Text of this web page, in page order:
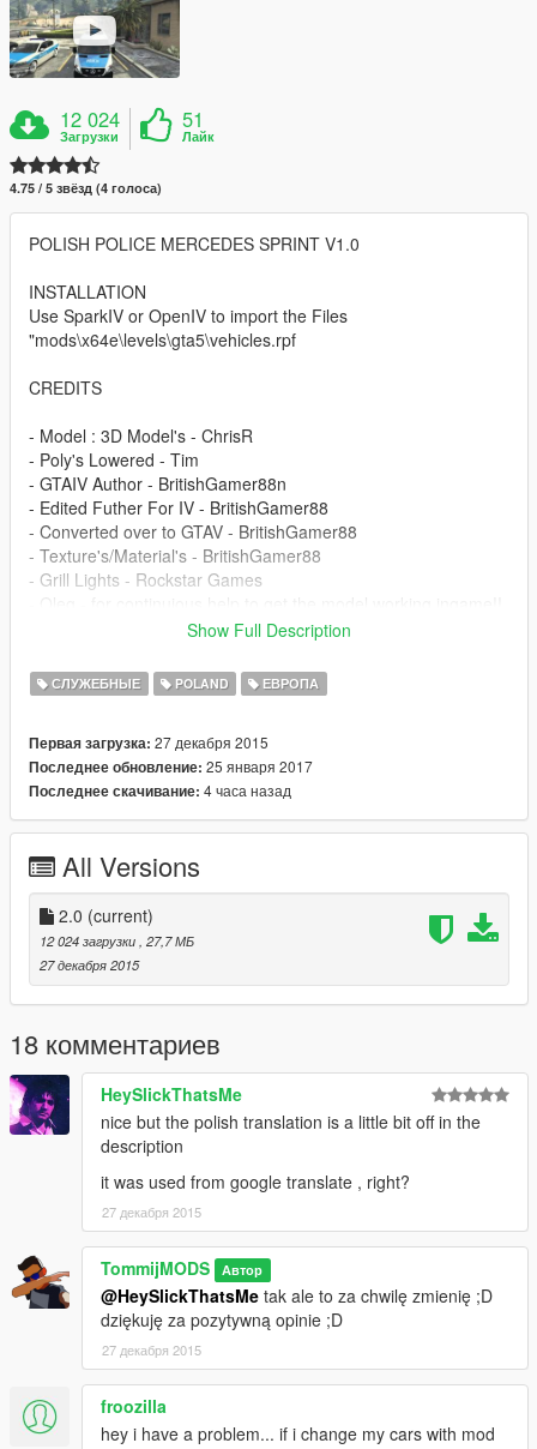
12 024
Загрузки
51
Лайк
4.75 / 5 звёзд (4 голоса)
POLISH POLICE MERCEDES SPRINT V1.0
INSTALLATION
Use SparkIV or OpenIV to import the Files
"mods\x64e\levels\gta5\vehicles.rpf
CREDITS
- Model : 3D Model's - ChrisR
- Poly's Lowered - Tim
- GTAIV Author - BritishGamer88n
- Edited Futher For IV - BritishGamer88
- Converted over to GTAV - BritishGamer88
- Texture's/Material's - BritishGamer88
- Grill Lights - Rockstar Games
- Licence plate: TOMMIJMods
- Liveries made by TOMMIJMods
---------------------------------------------------------------------------
MY LIVERY AND LICENES PLATE ;D
---------------------------------------------------------------------------
POLSKi SAMOCHÓD POLICYJNY MERCEDES SPRINT V1.0
INSTALACJA
Użyj SparkIV lub OpenIV by importować pliki do "mods \ x64e \
levels \ gta5 \ vehicles.rpf
--------------------------------------------------------------------------
my first mod
-----------------------------------------------------------------------------
V1.1
-BETTER OUTSIDE DESIGN
-INTERIOR FIX
--------------------------------------------------------------------------------
Show Full Description
СЛУЖЕБНЫЕ POLAND ЕВРОПА
Первая загрузка: 27 декабря 2015
Последнее обновление: 25 января 2017
Последнее скачивание: 4 часа назад
All Versions
2.0 (current)
12 024 загрузки , 27,7 МБ
27 декабря 2015
18 комментариев
HeySlickThatsMe
nice but the polish translation is a little bit off in the
description
it was used from google translate , right?
27 декабря 2015
TommijMODS Автор
@HeySlickThatsMe tak ale to za chwilę zmienię ;D
dziękuję za pozytywną opinie ;D
27 декабря 2015
froozilla
hey i have a problem... if i change my cars with mod